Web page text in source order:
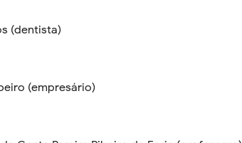
(dentista)
(empresário)